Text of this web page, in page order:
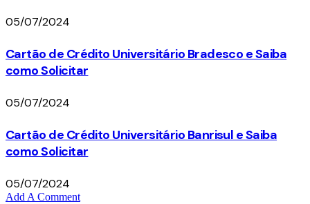
05/07/2024
Cartão de Crédito Universitário Bradesco e Saiba
como Solicitar
05/07/2024
Cartão de Crédito Universitário Banrisul e Saiba
como Solicitar
05/07/2024
Add A Comment